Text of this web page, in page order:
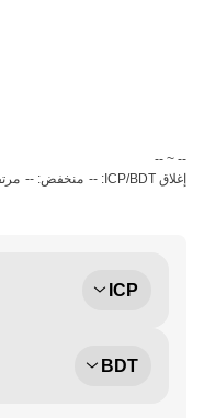
‏-- ~ ‎--‏
إغلاق ICP/BDT: --
منخفض: --
ICP
BDT